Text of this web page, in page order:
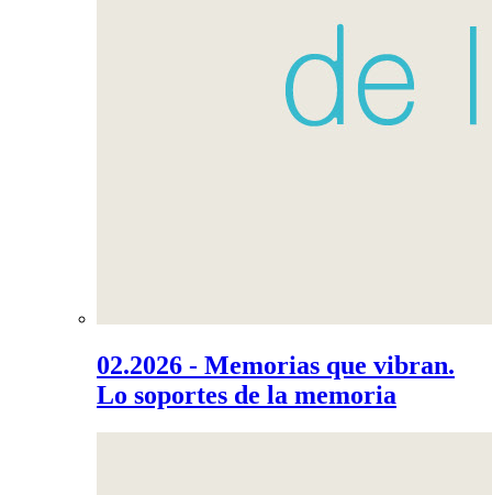
02.2026 - Memorias que vibran.
Lo soportes de la memoria